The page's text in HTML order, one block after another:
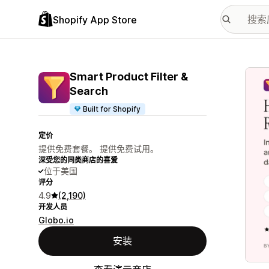
Shopify App Store
Smart Product Filter &
Search
Built for Shopify
定价
提供免费套餐。 提供免费试用。
深受您的同类商店的喜爱
位于美国
评分
4.9 (2,190)
开发人员
Globo.io
安装
配图